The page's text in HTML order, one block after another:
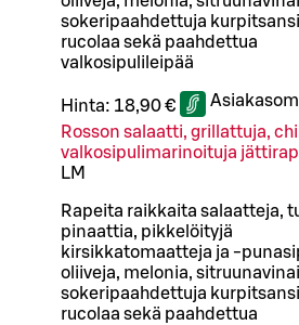
sokeripaahdettuja
rucolaa sekä paahdettua
valkosipulileipää
Hinta: 18,90 €
Rosson salaatti, grillattuja,
valkosipulimarinoituja
LM
Rapeita raikkaita salaatteja,
pinaattia, pikkelöityjä
kirsikkatomaatteja ja -
oliiveja, melonia,
sokeripaahdettuja
rucolaa sekä paahdettua